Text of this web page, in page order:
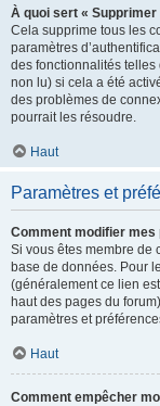
À quoi sert «
Cela supprime tous les
paramètres
des fonctionnalités
non lu) si cela a été
des problèmes de
pourrait les résoudre.
Haut
Paramètres et
Comment modifier mes
Si vous êtes membre de
base de données. Pour
(généralement ce lien
haut des pages du
paramètres et
Haut
Comment empêcher